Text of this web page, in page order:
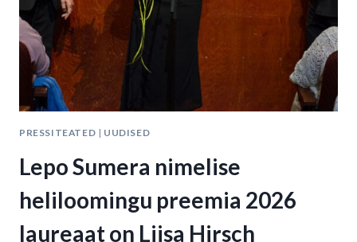
PRESSITEATED | UUDISED
Lepo Sumera nimelise
heliloomingu preemia 2026
laureaat on Liisa Hirsch